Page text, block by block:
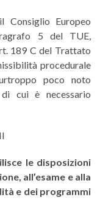
il Consiglio Europeo
5 del TUE,
189 C del Trattato
procedurale
poco noto
cui è necessario
le disposizioni
all’esame e alla
e dei programmi